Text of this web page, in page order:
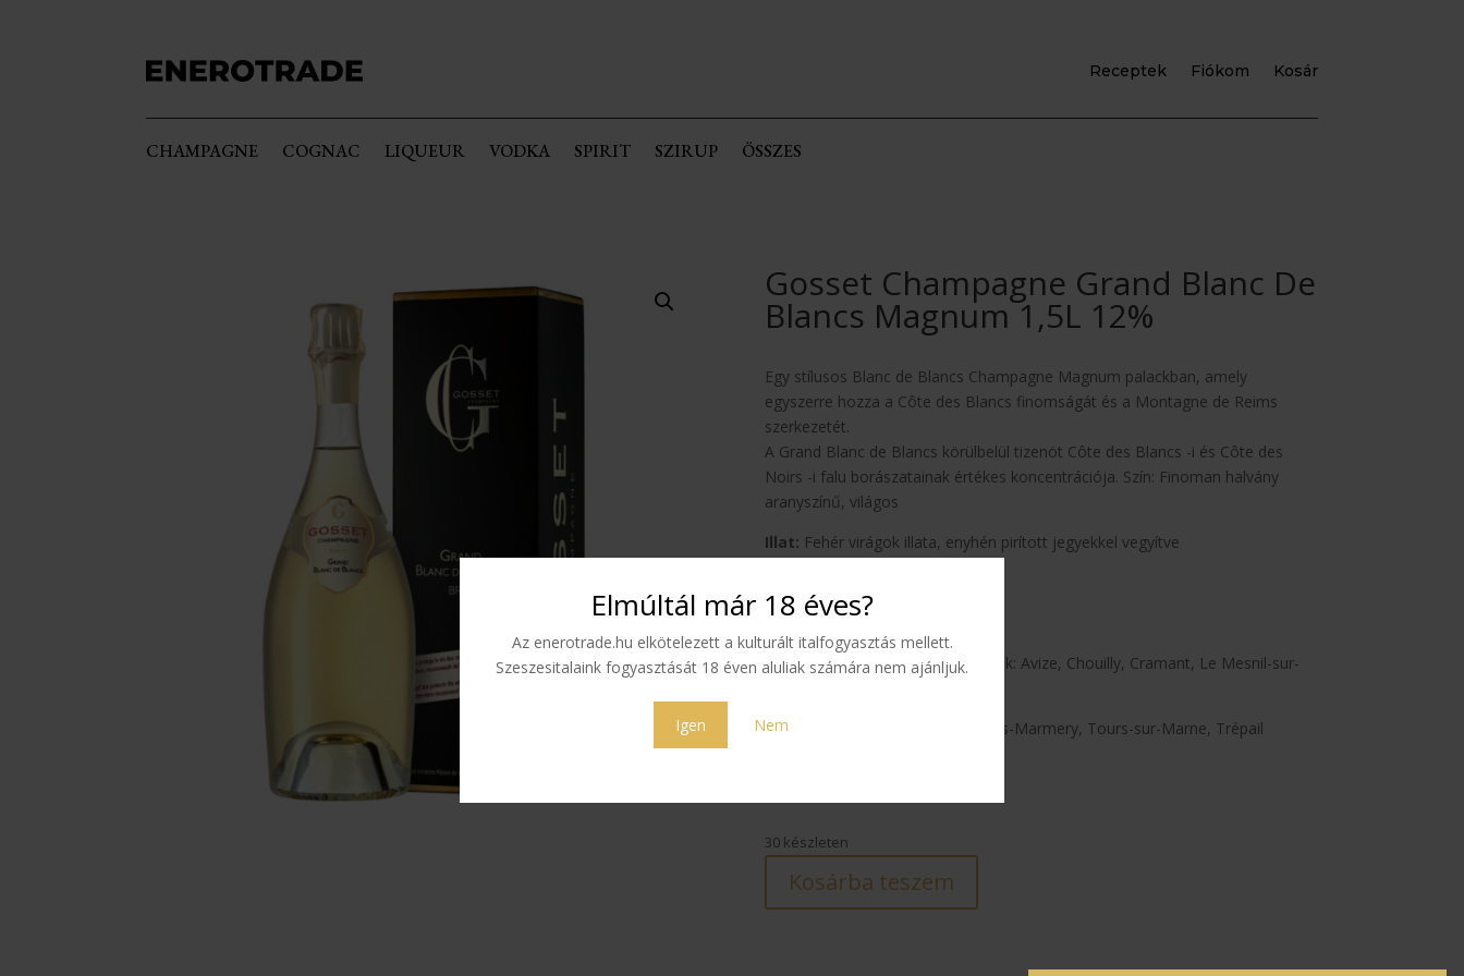
Elmúltál már 18 éves?
Az enerotrade.hu elkötelezett a kulturált italfogyasztás mellett.
Szeszesitalaink fogyasztását 18 éven aluliak számára nem ajánljuk.
Igen Nem
Receptek Fiókom Kosár
CHAMPAGNE COGNAC LIQUEUR VODKA SPIRIT SZIRUP ÖSSZES
Gosset Champagne Grand Blanc De
Blancs Magnum 1,5L 12%
Egy stílusos Blanc de Blancs Champagne Magnum palackban, amely
egyszerre hozza a Côte des Blancs finomságát és a Montagne de Reims
szerkezetét.
A Grand Blanc de Blancs körülbelül tizenöt Côte des Blancs -i és Côte des
Noirs -i falu borászatainak értékes koncentrációja. Szín: Finoman halvány
aranyszínű, világos
Illat: Fehér virágok illata, enyhén pirított jegyekkel vegyítve
Összetétel:Chardonnay 100%
Falvak:Côte des Blancs-i területek: Avize, Chouilly, Cramant, Le Mesnil-sur-
Côte des Noirs területek:
Villers-Marmery, Tours-sur-Marne, Trépail
30 készleten
Kosárba teszem